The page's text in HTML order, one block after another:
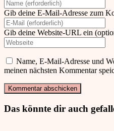
Gib deine E-Mail-Adresse zum
Gib deine Website-URL ein
Name, E-Mail-Adresse und
meinen nächsten Kommentar
Das könnte dir auch